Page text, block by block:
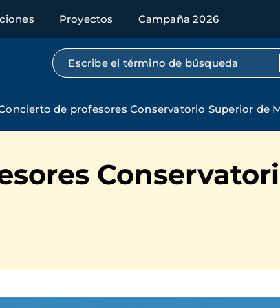
Proyectos Campaña 2026
Búsqueda por texto completo
de profesores Conservatorio Superior de